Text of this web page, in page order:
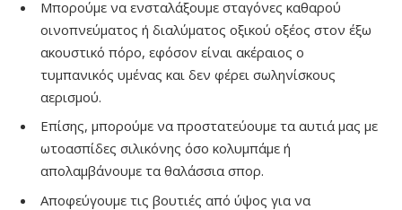
Μπορούμε να ενσταλάξουμε σταγόνες καθαρού
οινοπνεύματος ή διαλύματος οξικού οξέος στον έξω
ακουστικό πόρο, εφόσον είναι ακέραιος ο
τυμπανικός υμένας και δεν φέρει σωληνίσκους
αερισμού.
Επίσης, μπορούμε να προστατεύουμε τα αυτιά μας με
ωτοασπίδες σιλικόνης όσο κολυμπάμε ή
απολαμβάνουμε τα θαλάσσια σπορ.
Αποφεύγουμε τις βουτιές από ύψος για να